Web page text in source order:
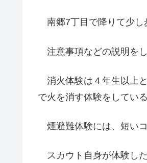
南郷7丁目で降りて少し
注意事項などの説明を
消火体験は４年生以上
で火を消す体験をしてい
煙避難体験には、短い
スカウト自身が体験し